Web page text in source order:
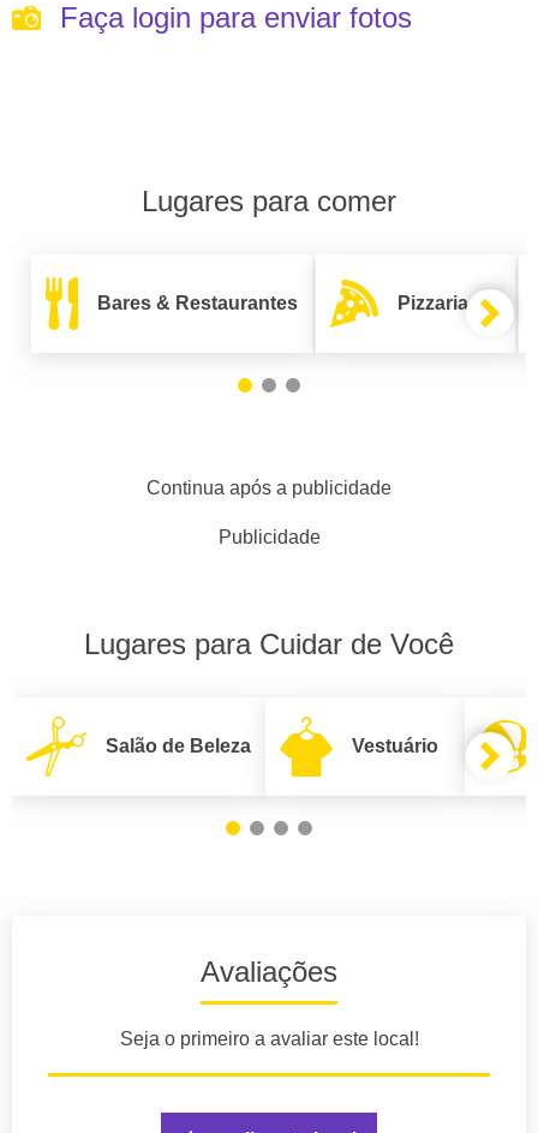
Faça login para enviar fotos
Lugares para comer
Bares & Restaurantes Pizzarias
Continua após a publicidade
Publicidade
Lugares para Cuidar de Você
Salão de Beleza Vestuário
Avaliações
Seja o primeiro a avaliar este local!